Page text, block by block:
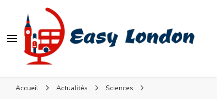
Accueil Actualités
Sciences